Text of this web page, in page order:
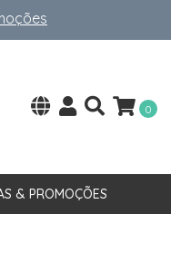
0
& PROMOÇÕES